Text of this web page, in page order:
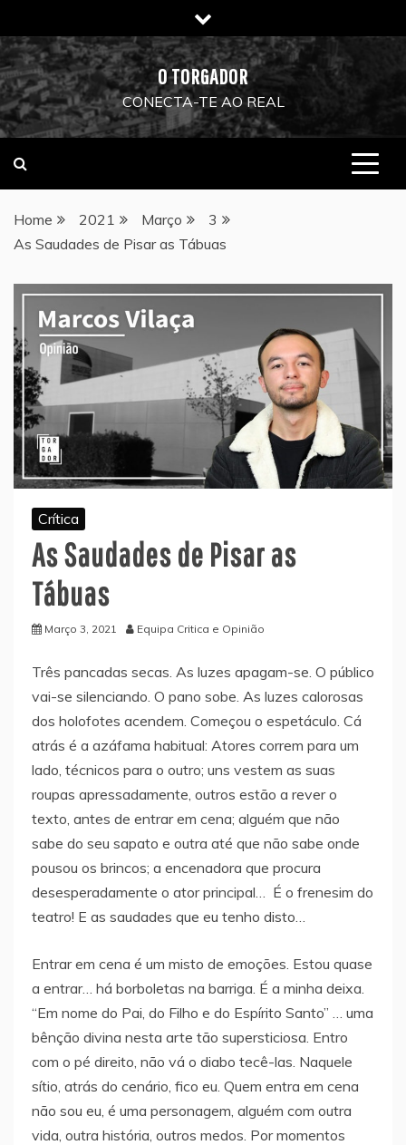
to
content
O TORGADOR
CONECTA-TE AO REAL
Home 2021 Março
3
As Saudades de Pisar as Tábuas
Crítica
As Saudades de Pisar as
Tábuas
Março 3, 2021 Equipa Critica e Opinião
Três pancadas secas. As luzes apagam-se. O público
vai-se silenciando. O pano sobe. As luzes calorosas
dos holofotes acendem. Começou o espetáculo. Cá
atrás é a azáfama habitual: Atores correm para um
lado, técnicos para o outro; uns vestem as suas
roupas apressadamente, outros estão a rever o
texto, antes de entrar em cena; alguém que não
sabe do seu sapato e outra até que não sabe onde
pousou os brincos; a encenadora que procura
desesperadamente o ator principal… É o frenesim do
teatro! E as saudades que eu tenho disto…
Entrar em cena é um misto de emoções. Estou quase
a entrar… há borboletas na barriga. É a minha deixa.
“Em nome do Pai, do Filho e do Espírito Santo” … uma
bênção divina nesta arte tão supersticiosa. Entro
com o pé direito, não vá o diabo tecê-las. Naquele
sítio, atrás do cenário, fico eu. Quem entra em cena
não sou eu, é uma personagem, alguém com outra
vida, outra história, outros medos. Por momentos